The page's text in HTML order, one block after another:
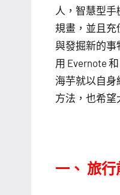
人，智慧型
規畫，並且充
與發掘新的事
用 Evernote
海芋就以自身
方法，也希望
一、 旅